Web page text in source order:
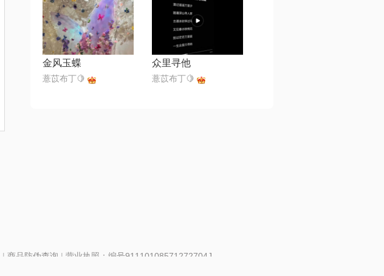
金风玉蝶
薏苡布丁🍋
众里寻他
薏苡布丁🍋
| 商品防伪查询 | 营业执照：编号91110108571272704J